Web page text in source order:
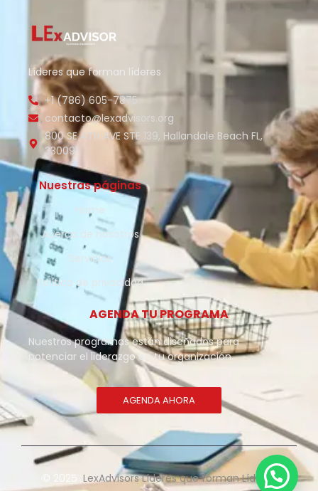
Líderes que forman líderes
+1 (786) 605-7875
contacto@lexadvisors.org
800 SE 4TH AVE STE 139, Hallandale Beach FL,
33009
Nuestras páginas
Home
Acerca de nosotros
Servicios
Política de privacidad
AGENDA TU PROGRAMA
Nuestros programas están diseñados para
potenciar el liderazgo en tu organización.
AGENDA AHORA
© 2025 LexAdvisors Líderes que forman Líderes